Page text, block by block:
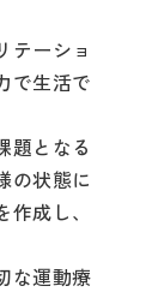
テーショ
で生活で
題となる
の状態に
成し、
な運動療